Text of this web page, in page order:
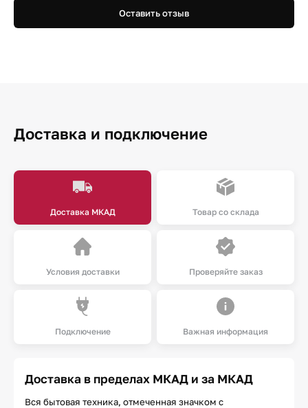
Оставить отзыв
Доставка и подключение
Доставка МКАД Товар со склада
Условия доставки Проверяйте заказ
Подключение Важная информация
Доставка в пределах МКАД и за МКАД
Вся бытовая техника, отмеченная значком с